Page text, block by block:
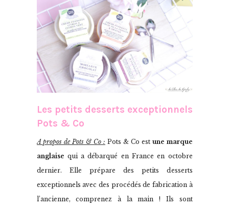
Les petits desserts exceptionnels
Pots & Co
A propos de Pots & Co : Pots & Co est une marque
anglaise qui a débarqué en France en octobre
dernier. Elle prépare des petits desserts
exceptionnels avec des procédés de fabrication à
l’ancienne, comprenez à la main ! Ils sont